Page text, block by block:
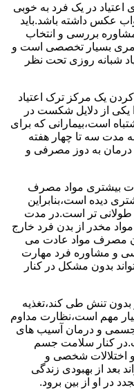
در یک فرد به خوبی
عکس داشته باشد.باید
بررسی و انتخاب
امری بسیار تخصصی است و
شبانه روزی تحت نظر
کردن یک مرکز ترک اعتیاد
یکی از دلایل شکست در
است،بیمارانی که برای
مدت سه تا چهار هفته
به دوز مصرفی و
بیشتری مواد مصرف
دیده است،بنابراین
طولانی تر است.در مدت
مخدر از بدن فرد خارج
مصرف مواد عادت می
و مشاوره فرد مهارت
بدون مشکل در کنار
بدون تنش طی کند،تغذیه
مهم است،نظارت مداوم
و درمان آسیب های
کنار سلامت جسم
اختلالات شخصی و
بعد از بهبودی زندگی
در او از بین برود.